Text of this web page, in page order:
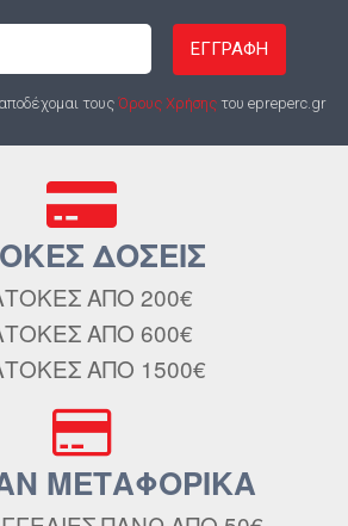
ΕΓΓΡΑΦΗ
τους Όρους Χρήσης του epreperc.gr
ΔΟΣΕΙΣ
ΑΠΟ 200€
ΑΠΟ 600€
ΑΠΟ 1500€
ΜΕΤΑΦΟΡΙΚΑ